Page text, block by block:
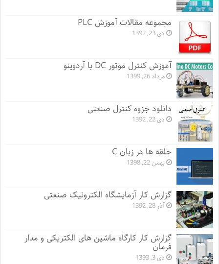
مجموعه مقالات آموزش PLC
دی 23, 1392
آموزش کنترل موتور DC با آردوینو
مرداد 26, 1399
دانلود جزوه کنترل صنعتی
دی 22, 1392
حلقه ها در زبان C
بهمن 22, 1398
گزارش کار آزمایشگاه الکترونیک صنعتی
آذر 28, 1392
گزارش کار کارگاه ماشین های الکتریکی و مدار
فرمان
دی 3, 1393